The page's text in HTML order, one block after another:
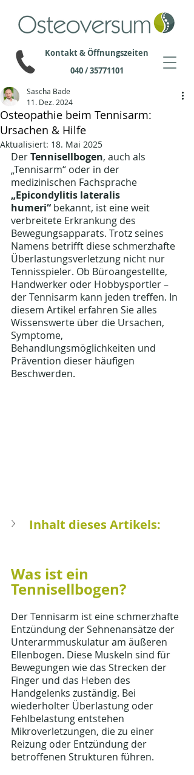
040 / 35771101
Kontakt & Öffnungszeiten
Osteopathie beim Tennisarm:
Ursachen & Hilfe
Sascha Bade
11. Dez. 2024
Aktualisiert: 18. Mai 2025
Der Tennisellbogen, auch als
„Tennisarm“ oder in der
medizinischen Fachsprache
„Epicondylitis lateralis
humeri“ bekannt, ist eine weit
verbreitete Erkrankung des
Bewegungsapparats. Trotz seines
Namens betrifft diese schmerzhafte
Überlastungsverletzung nicht nur
Tennisspieler. Ob Büroangestellte,
Handwerker oder Hobbysportler –
der Tennisarm kann jeden treffen. In
diesem Artikel erfahren Sie alles
Wissenswerte über die Ursachen,
Symptome,
Behandlungsmöglichkeiten und
Prävention dieser häufigen
Beschwerden.
Inhalt dieses Artikels:
Was ist ein
Tennisellbogen?
Der Tennisarm ist eine schmerzhafte
Entzündung der Sehnenansätze der
Unterarmmuskulatur am äußeren
Ellenbogen. Diese Muskeln sind für
Bewegungen wie das Strecken der
Finger und das Heben des
Handgelenks zuständig. Bei
wiederholter Überlastung oder
Fehlbelastung entstehen
Mikroverletzungen, die zu einer
Reizung oder Entzündung der
betroffenen Strukturen führen.